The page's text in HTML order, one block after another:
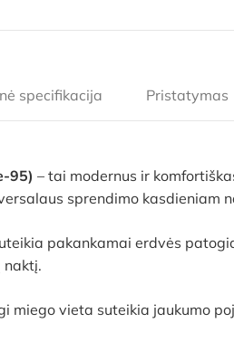
specifikacija Pristatymas
95) – tai modernus ir
sprendimo kasdieniam
pakankamai erdvės
naktį.
miego vieta suteikia jaukumo